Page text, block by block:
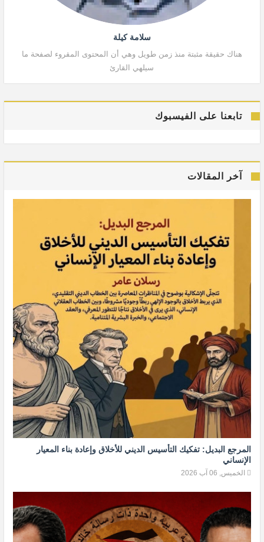
سلامة كيلة
هناك حقيقة مثبتة منذ زمن طويل وهي أن المحتوى المقروء لصفحة ما
سيلهي القارئ
تابعنا على الفيسبوك
آخر المقالات
المرجع البديل: تفكيك التأسيس الديني للأخلاق وإعادة بناء المعيار
الإنساني
الخميس, 06 آب 2026